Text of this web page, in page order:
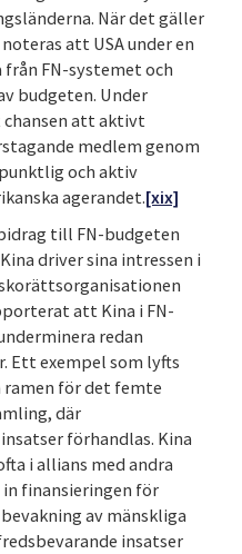
När det gäller
att USA under en
FN-systemet och
budgeten. Under
chansen att aktivt
medlem genom
och aktiv
agerandet.[xix]
till FN-budgeten
driver sina intressen i
att Kina i FN-
redan
Ett exempel som lyfts
ramen för det femte
där
förhandlas. Kina
i allians med andra
finansieringen för
av mänskliga
insatser